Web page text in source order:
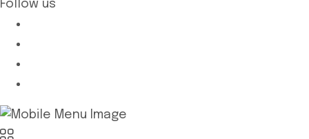
Follow us